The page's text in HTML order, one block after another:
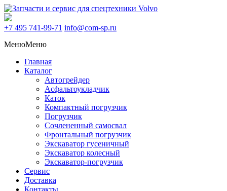
+7 495 741-99-71 info@com-sp.ru
МенюМеню
Главная
Каталог
Автогрейдер
Асфальтоукладчик
Каток
Компактный погрузчик
Погрузчик
Сочлененный самосвал
Фронтальный погрузчик
Экскаватор гусеничный
Экскаватор колесный
Экскаватор-погрузчик
Сервис
Доставка
Контакты